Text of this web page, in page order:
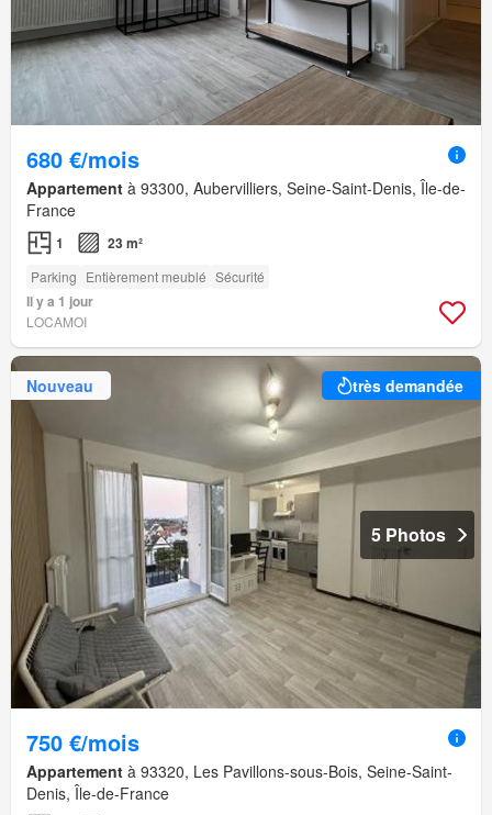
680 €/mois
Appartement à 93300, Aubervilliers, Seine-Saint-Denis, Île-de-
France
1 23 m²
Parking Entièrement meublé Sécurité
Il y a 1 jour
LOCAMOI
Nouveau très demandée
5 Photos
750 €/mois
Appartement à 93320, Les Pavillons-sous-Bois, Seine-Saint-
Denis, Île-de-France